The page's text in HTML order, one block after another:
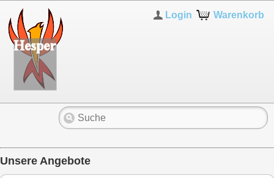
Warenkorb
Login
Unsere Angebote